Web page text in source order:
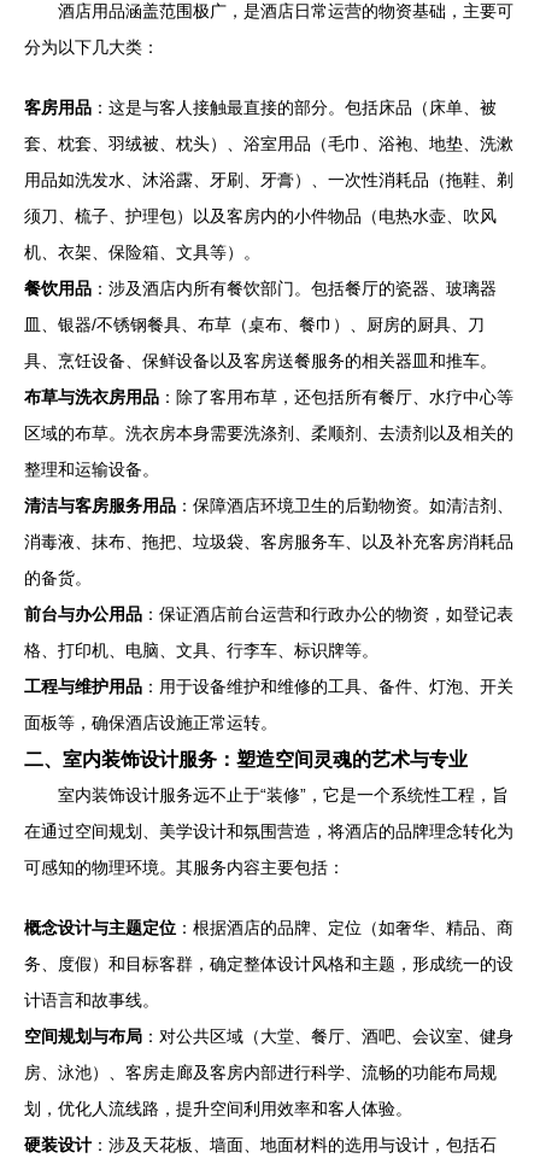
酒店用品涵盖范围极广，是酒店日常运营的物资基础，主要可
分为以下几大类：
客房用品 ：这是与客人接触最直接的部分。包括床品（床单、被
套、枕套、羽绒被、枕头）、浴室用品（毛巾、浴袍、地垫、洗漱
用品如洗发水、沐浴露、牙刷、牙膏）、一次性消耗品（拖鞋、剃
须刀、梳子、护理包）以及客房内的小件物品（电热水壶、吹风
机、衣架、保险箱、文具等）。
餐饮用品 ：涉及酒店内所有餐饮部门。包括餐厅的瓷器、玻璃器
皿、银器/不锈钢餐具、布草（桌布、餐巾）、厨房的厨具、刀
具、烹饪设备、保鲜设备以及客房送餐服务的相关器皿和推车。
布草与洗衣房用品 ：除了客用布草，还包括所有餐厅、水疗中心等
区域的布草。洗衣房本身需要洗涤剂、柔顺剂、去渍剂以及相关的
整理和运输设备。
清洁与客房服务用品 ：保障酒店环境卫生的后勤物资。如清洁剂、
消毒液、抹布、拖把、垃圾袋、客房服务车、以及补充客房消耗品
的备货。
前台与办公用品 ：保证酒店前台运营和行政办公的物资，如登记表
格、打印机、电脑、文具、行李车、标识牌等。
工程与维护用品 ：用于设备维护和维修的工具、备件、灯泡、开关
面板等，确保酒店设施正常运转。
二、室内装饰设计服务：塑造空间灵魂的艺术与专业
室内装饰设计服务远不止于“装修”，它是一个系统性工程，旨
在通过空间规划、美学设计和氛围营造，将酒店的品牌理念转化为
可感知的物理环境。其服务内容主要包括：
概念设计与主题定位 ：根据酒店的品牌、定位（如奢华、精品、商
务、度假）和目标客群，确定整体设计风格和主题，形成统一的设
计语言和故事线。
空间规划与布局 ：对公共区域（大堂、餐厅、酒吧、会议室、健身
房、泳池）、客房走廊及客房内部进行科学、流畅的功能布局规
划，优化人流线路，提升空间利用效率和客人体验。
硬装设计 ：涉及天花板、墙面、地面材料的选用与设计，包括石